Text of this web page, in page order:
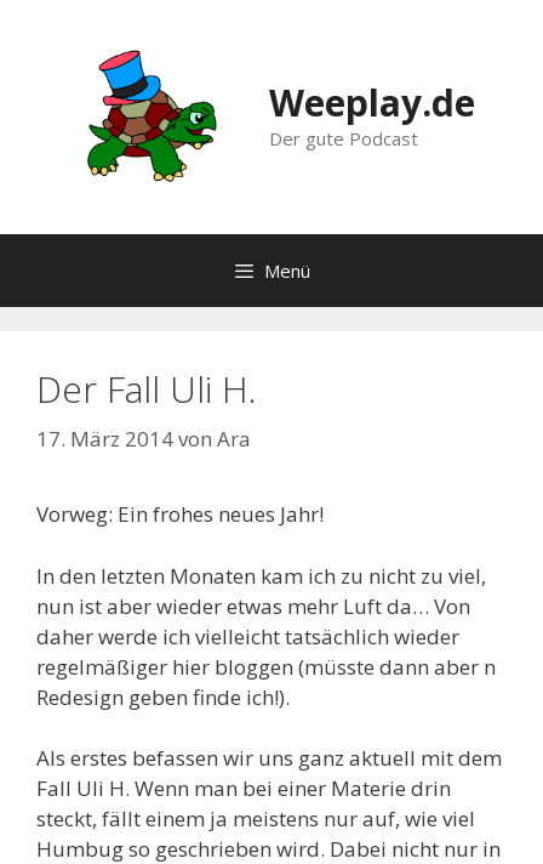
Weeplay.de
Der gute Podcast
Menü
Der Fall Uli H.
17. März 2014von Ara
Vorweg: Ein frohes neues Jahr!
In den letzten Monaten kam ich zu nicht zu viel,
nun ist aber wieder etwas mehr Luft da… Von
daher werde ich vielleicht tatsächlich wieder
regelmäßiger hier bloggen (müsste dann aber n
Redesign geben finde ich!).
Als erstes befassen wir uns ganz aktuell mit dem
Fall Uli H. Wenn man bei einer Materie drin
steckt, fällt einem ja meistens nur auf, wie viel
Humbug so geschrieben wird. Dabei nicht nur in